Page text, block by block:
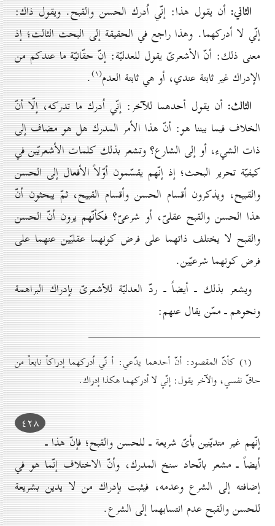
الثاني: أن يقول هذا: إنّي اُدرك الحسن والقبح. ويقول ذاك:
إنّي لا أدركهما. وهذا راجع في الحقيقة إلى البحث الثالث؛ إذ
معنى ذلك: أنّ الأشعرىّ يقول للعدليّة: إنّ حقّانيّة ما عندكم من
الإدراك غير ثابتة عندي، أو هي ثابتة العدم(۱) .
الثالث: أن يقول أحدهما للآخر: إنّي اُدرك ما تدركه، إلّا أنّ
الخلاف فيما بيننا هو: أنّ هذا الأمر المدرك هل هو مضاف إلى
ذات الشيء، أو إلى الشارع؟ وتشعر بذلك كلمات الأشعريّين في
كيفيّة تحرير البحث؛ إذ إنّهم يقسّمون أوّلاً الأفعال إلى الحسن
والقبيح، ويذكرون أقسام الحسن وأقسام القبيح، ثمّ يبحثون أنّ
هذا الحسن والقبح عقلىّ، أو شرعىّ؟ فكأنّهم يرون أنّ الحسن
والقبح لا يختلف ذاتهما على فرض كونهما عقليّين عنهما على
فرض كونهما شرعيّين.
ويشعر بذلك ـ أيضاً ـ ردّ العدليّة للأشعرىّ بإدراك البراهمة
ونحوهم ـ ممّن يقال عنهم:
(۱) كأنّ المقصود: أنّ أحدهما يدّعي: أ نّي اُدركهما إدراكاً نابعاً من
حاقّ نفسي، والآخر يقول: إنّي لا اُدركهما هكذا إدراك.
٤۲۸
إنّهم غير متديّنين بأىّ شريعة ـ للحسن والقبح؛ فإنّ هذا ـ
أيضاً ـ مشعر باتّحاد سنخ المدرك، وأنّ الاختلاف إنّما هو في
إضافته إلى الشرع وعدمه، فيثبت بإدراك من لا يدين بشريعة
للحسن والقبح عدم انتسابهما إلى الشرع.